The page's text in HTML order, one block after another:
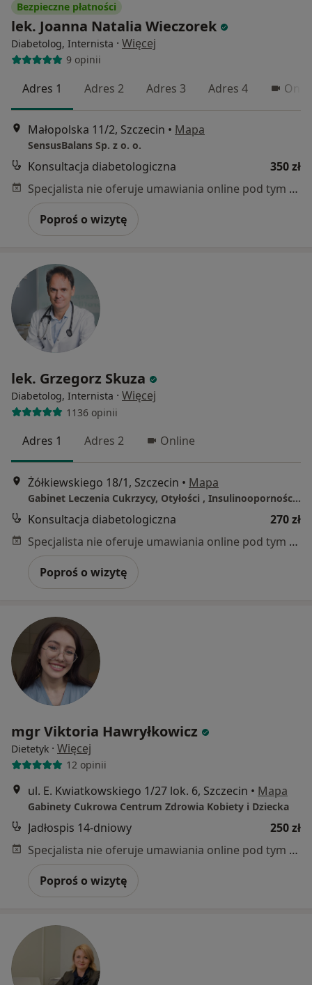
Bezpieczne płatności
lek. Joanna Natalia Wieczorek
Diabetolog, Internista · Więcej
9 opinii
Adres 1 Adres 2 Adres 3 Adres 4
Małopolska 11/2, Szczecin • Mapa
SensusBalans Sp. z o. o.
Konsultacja diabetologiczna
350 zł
Specjalista nie oferuje umawiania online pod tym adresem.
Poproś o wizytę
lek. Grzegorz Skuza
Diabetolog, Internista · Więcej
1136 opinii
Adres 1 Adres 2 Online
Żółkiewskiego 18/1, Szczecin • Mapa
Gabinet Leczenia Cukrzycy, Otyłości , Insulinooporności, Nadciśnienia Tętniczego , Chorób Wewnętrznych, Zaburzeń Lipidowych
Konsultacja diabetologiczna
270 zł
Specjalista nie oferuje umawiania online pod tym adresem.
Poproś o wizytę
mgr Viktoria Hawryłkowicz
Dietetyk · Więcej
12 opinii
ul. E. Kwiatkowskiego 1/27 lok. 6, Szczecin • Mapa
Gabinety Cukrowa Centrum Zdrowia Kobiety i Dziecka
Jadłospis 14-dniowy
250 zł
Specjalista nie oferuje umawiania online pod tym adresem.
Poproś o wizytę